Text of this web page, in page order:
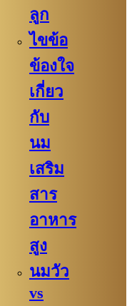
ลูก
ไขข้อ
ข้องใจ
เกี่ยว
กับ
นม
เสริม
สาร
อาหาร
สูง
นมวัว
vs